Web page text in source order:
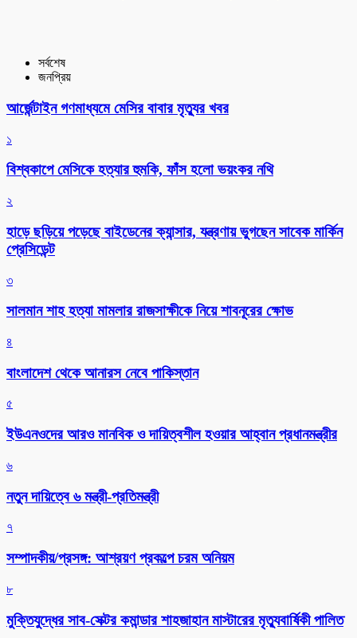
সর্বশেষ
জনপ্রিয়
আর্জেন্টাইন গণমাধ্যমে মেসির বাবার মৃত্যুর খবর
১
বিশ্বকাপে মেসিকে হত্যার হুমকি, ফাঁস হলো ভয়ংকর নথি
২
হাড়ে ছড়িয়ে পড়েছে বাইডেনের ক্যান্সার, যন্ত্রণায় ভুগছেন সাবেক মার্কিন
প্রেসিডেন্ট
৩
সালমান শাহ হত্যা মামলার রাজসাক্ষীকে নিয়ে শাবনূরের ক্ষোভ
৪
বাংলাদেশ থেকে আনারস নেবে পাকিস্তান
৫
ইউএনওদের আরও মানবিক ও দায়িত্বশীল হওয়ার আহ্বান প্রধানমন্ত্রীর
৬
নতুন দায়িত্বে ৬ মন্ত্রী-প্রতিমন্ত্রী
৭
সম্পাদকীয়/প্রসঙ্গ: আশ্রয়ণ প্রকল্পে চরম অনিয়ম
৮
মুক্তিযুদ্ধের সাব-সেক্টর কমান্ডার শাহজাহান মাস্টারের মৃত্যুবার্ষিকী পালিত